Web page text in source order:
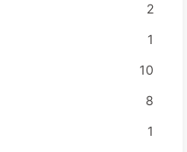
2
1
10
8
1